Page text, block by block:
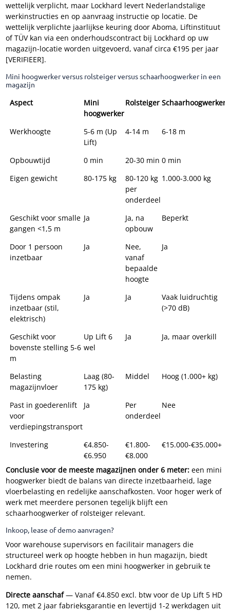
wettelijk verplicht, maar Lockhard levert Nederlandstalige
werkinstructies en op aanvraag instructie op locatie. De
wettelijk verplichte jaarlijkse keuring door Aboma, Liftinstituut
of TÜV kan via een onderhoudscontract bij Lockhard op uw
magazijn-locatie worden uitgevoerd, vanaf circa €195 per jaar
[VERIFIEER].
Mini hoogwerker versus rolsteiger versus schaarhoogwerker in een
magazijn
Aspect
Mini
hoogwerker
Rolsteiger Schaarhoogwerker
Werkhoogte
5-6 m (Up
Lift)
4-14 m 6-18 m
Opbouwtijd 0 min 20-30 min 0 min
Eigen gewicht
80-175 kg
80-120 kg
per
onderdeel
1.000-3.000 kg
Geschikt voor smalle
gangen <1,5 m
Ja
Ja, na
opbouw
Beperkt
Door 1 persoon
inzetbaar
Ja
Nee,
vanaf
bepaalde
hoogte
Ja
Tijdens ompak
inzetbaar (stil,
elektrisch)
Ja Ja
Vaak luidruchtig
(>70 dB)
Geschikt voor
bovenste stelling 5-6
m
Up Lift 6
wel
Ja Ja, maar overkill
Belasting
magazijnvloer
Laag (80-
175 kg)
Middel Hoog (1.000+ kg)
Past in goederenlift
voor
verdiepingstransport
Ja
Per
onderdeel
Nee
Investering
€4.850-
€6.950
€1.800-
€8.000
€15.000-€35.000+
Conclusie voor de meeste magazijnen onder 6 meter:een mini
hoogwerker biedt de balans van directe inzetbaarheid, lage
vloerbelasting en redelijke aanschafkosten. Voor hoger werk of
werk met meerdere personen tegelijk blijft een
schaarhoogwerker of rolsteiger relevant.
Inkoop, lease of demo aanvragen?
Voor warehouse supervisors en facilitair managers die
structureel werk op hoogte hebben in hun magazijn, biedt
Lockhard drie routes om een mini hoogwerker in gebruik te
nemen.
Directe aanschaf— Vanaf €4.850 excl. btw voor de Up Lift 5 HD
120, met 2 jaar fabrieksgarantie en levertijd 1-2 werkdagen uit